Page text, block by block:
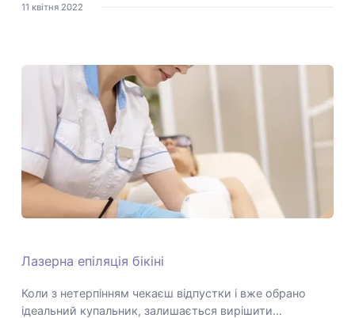
11 квітня 2022
Лазерна епіляція бікіні
Коли з нетерпінням чекаєш відпустки і вже обрано
ідеальний купальник, залишається вирішити…